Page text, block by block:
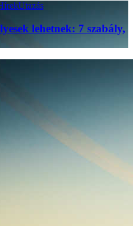
Utazás
lehetnek: 7 szabály,